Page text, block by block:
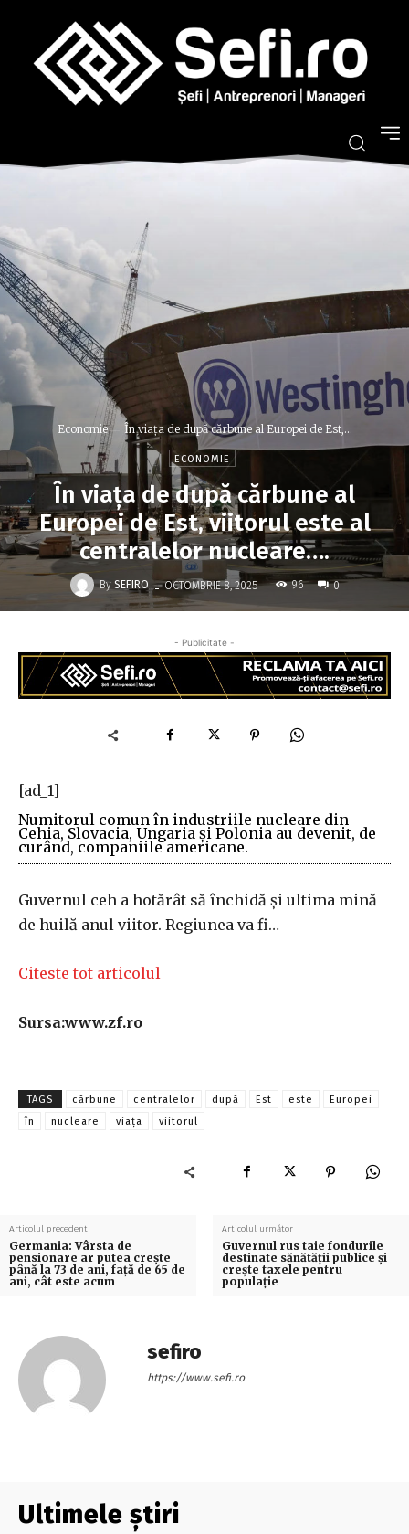
Economie În viaţa de după cărbune al Europei de Est,...
ECONOMIE
În viaţa de după cărbune al
Europei de Est, viitorul este al
centralelor nucleare….
By SEFIRO - OCTOMBRIE 8, 2025 96 0
- Publicitate -
[ad_1]
Numitorul comun în industriile nucleare din
Cehia, Slovacia, Ungaria şi Polonia au devenit, de
curând, companiile americane.
Guvernul ceh a hotărât să închidă şi ultima mină
de huilă anul viitor. Regiunea va fi…
Citeste tot articolul
Sursa:www.zf.ro
TAGS cărbune centralelor după Est este
Europei
în
nucleare viaţa viitorul
Articolul precedent
Germania: Vârsta de
pensionare ar putea crește
până la 73 de ani, față de 65 de
ani, cât este acum
Articolul următor
Guvernul rus taie fondurile
destinate sănătății publice și
crește taxele pentru
populație
sefiro
https://www.sefi.ro
Ultimele știri